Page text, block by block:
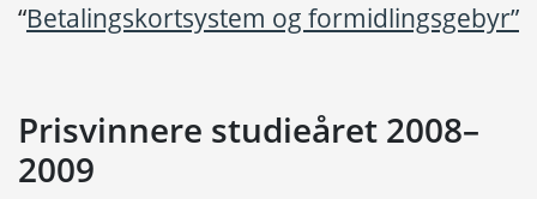
“Betalingskortsystem og formidlingsgebyr”
Prisvinnere studieåret 2008–
2009